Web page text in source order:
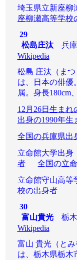
埼玉県立新座
座柳瀬高等学校
29
松島庄汰兵庫
Wikipedia
松島 庄汰（まつ
は、日本の俳優
属。身長180cm
12月26日生まれ
出身の1990年生
全国の兵庫県出
立命館大学出
者
全国の立
立命館守山高
校の出身者
30
富山貴光栃木
Wikipedia
富山 貴光（とみ
は、栃木県栃木